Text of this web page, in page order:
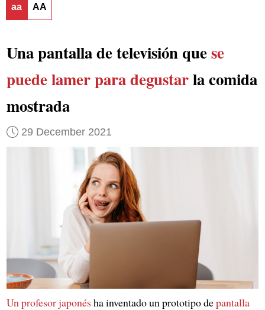
aa AA
Una pantalla de televisión quese
puede lamer para degustarla comida
mostrada
29 December 2021
Un profesor japonésha inventado un prototipo depantalla